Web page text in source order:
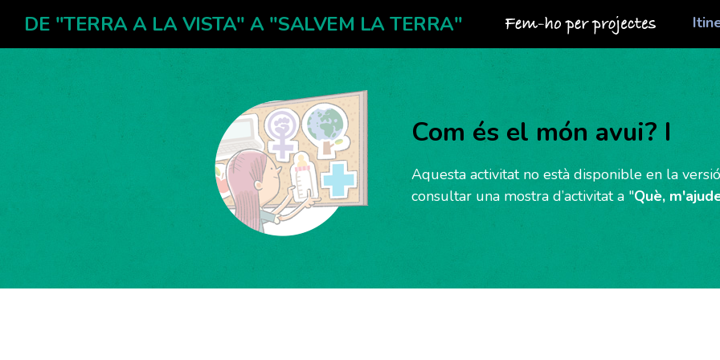
DE "TERRA A LA VISTA" A "SALVEM LA TERRA"
Com és el món avui? I
Aquesta activitat no està disponible en la
consultar una mostra d’activitat a "Què,